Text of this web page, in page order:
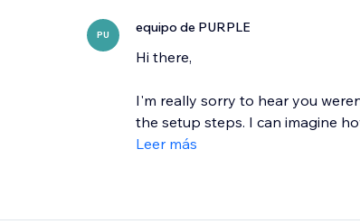
PU equipo de PURPLE
Hi there,
I'm really sorry to hear you
the setup steps. I can imagine
Leer más